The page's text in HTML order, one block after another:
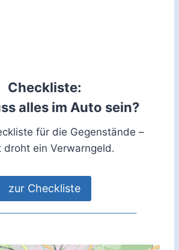
Checkliste:
alles im Auto sein?
für die Gegenstände –
droht ein Verwarngeld.
zur Checkliste